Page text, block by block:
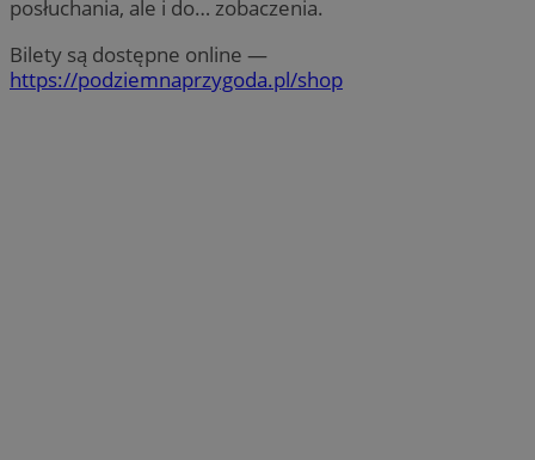
posłuchania, ale i do… zobaczenia.
Bilety są dostępne online —
https://podziemnaprzygoda.pl/shop